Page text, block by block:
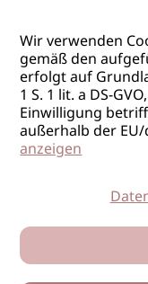
Wir verwenden
gemäß den
erfolgt auf
1 S. 1 lit. a DS-
Einwilligung
außerhalb der EU/
anzeigen